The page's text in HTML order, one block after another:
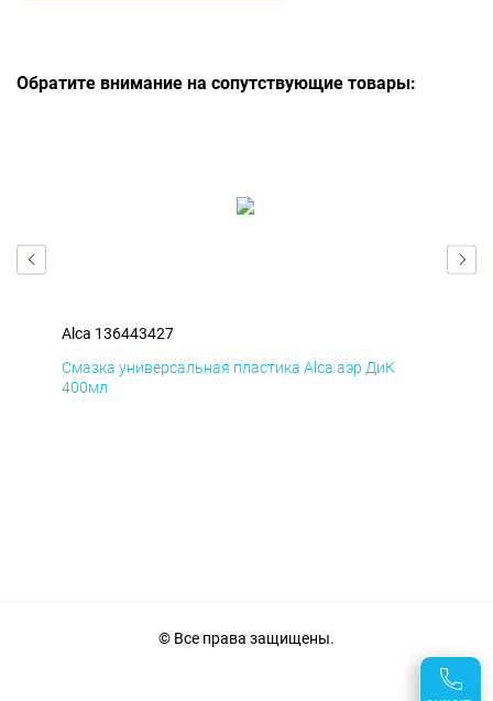
Обратите внимание на сопутствующие товары:
Alca 136443427
Смазка универсальная пластика Alca аэр ДиК
400мл
© Все права защищены.